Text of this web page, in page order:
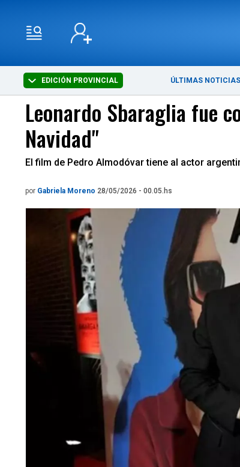
EDICIÓN PROVINCIAL ÚLTIMAS NOTICIAS
Leonardo Sbaraglia fue
Navidad"
El film de Pedro Almodóvar tiene al actor
por Gabriela Moreno 28/05/2026 - 00.05.hs